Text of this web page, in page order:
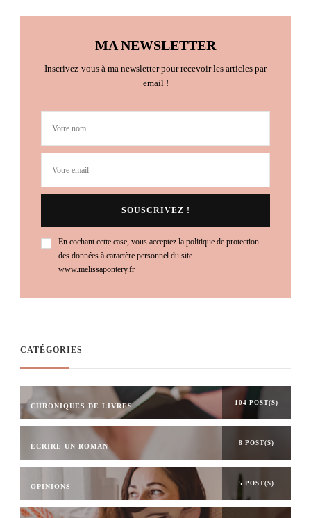
MA NEWSLETTER
Inscrivez-vous à ma newsletter pour recevoir les articles par
email !
En cochant cette case, vous acceptez la politique de protection
des données à caractère personnel du site
www.melissapontery.fr
CATÉGORIES
CHRONIQUES DE LIVRES 104 POST(S)
ÉCRIRE UN ROMAN 8 POST(S)
OPINIONS 5 POST(S)